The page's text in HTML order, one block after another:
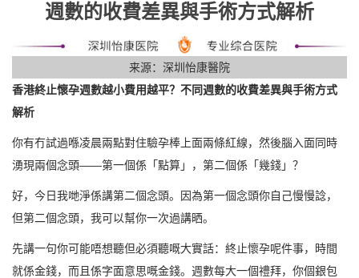
週數的收費差異與手術方式解析
来源：深圳怡康醫院
香港終止懷孕週數越小費用越平？不同週數的收費差異與手術方式
解析
你有冇試過喺凌晨兩點對住驗孕棒上面兩條紅線，然後腦入面同時
湧現兩個念頭——第一個係「點算」，第二個係「幾錢」？
好，今日我哋淨係講第二個念頭。因為第一個念頭你自己慢慢諗，
但第二個念頭，我可以幫你一次過講晒。
先講一句你可能唔想聽但必須聽嘅大實話：終止懷孕呢件事，時間
就係金錢，而且係字面意思嘅金錢。週數每大一個禮拜，你個銀包